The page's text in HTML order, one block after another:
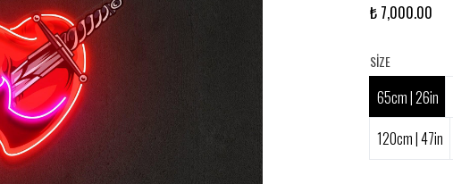
₺ 7,000.00
SIZE
65cm | 26in
120cm | 47in